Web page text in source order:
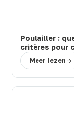
Poulailler :
critères pour
un modèle
et facile à
Meer lezen